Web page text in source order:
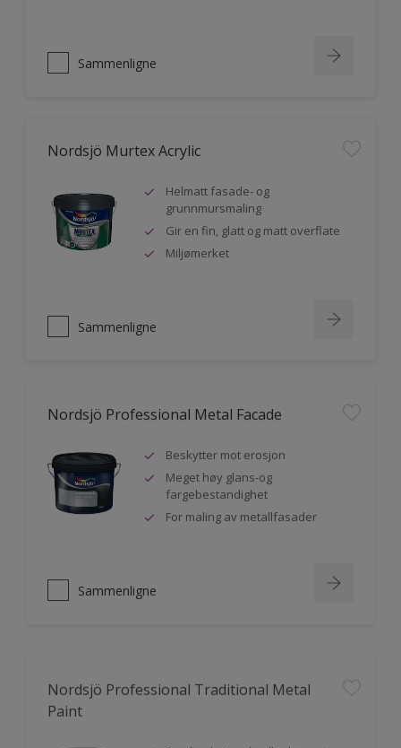
Sammenligne
Nordsjö Murtex Acrylic
Helmatt fasade- og
grunnmursmaling
Gir en fin, glatt og matt overflate
Miljømerket
Sammenligne
Nordsjö Professional Metal Facade
Beskytter mot erosjon
Meget høy glans-og
fargebestandighet
For maling av metallfasader
Sammenligne
Paint